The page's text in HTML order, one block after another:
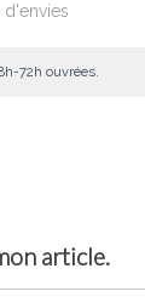
d'envies
72h ouvrées.
article.